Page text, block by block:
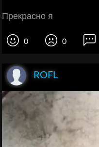
Прекрасно я
0 0
ROFL